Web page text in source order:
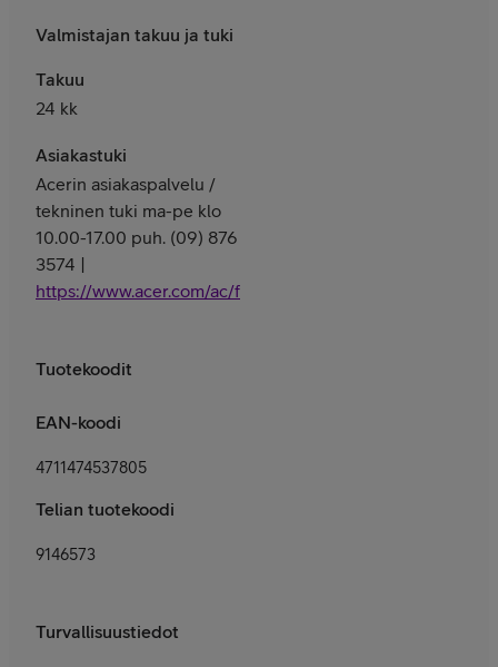
Valmistajan takuu ja tuki
Takuu
24 kk
Asiakastuki
Acerin asiakaspalvelu /
tekninen tuki ma-pe klo
10.00-17.00 puh. (09) 876
3574 |
https://www.acer.com/ac/fi/FI/content/support
Tuotekoodit
EAN-koodi
4711474537805
Telian tuotekoodi
9146573
Turvallisuustiedot